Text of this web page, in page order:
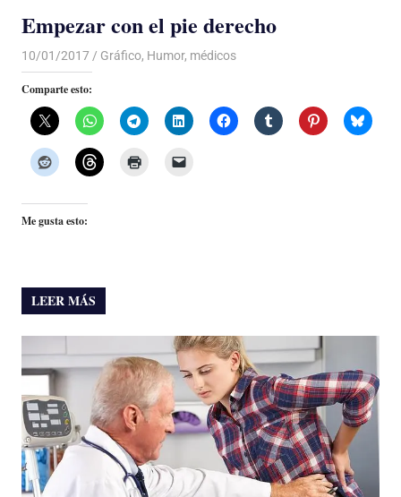
Empezar con el pie derecho
10/01/2017 Luis Castellanos
Gráfico, Humor, médicos
Comparte esto:
Me gusta esto:
LEER MÁS